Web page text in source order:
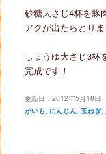
砂糖大さじ4杯を豚
アクが出たらとりま
しょうゆ大さじ3杯
完成です！
更新日： 2012年5月18日
がいも, にんじん, 玉ねぎ,